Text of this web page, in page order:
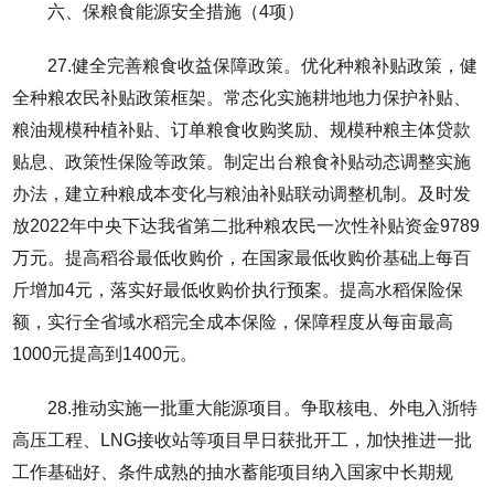
六、保粮食能源安全措施（4项）
27.健全完善粮食收益保障政策。优化种粮补贴政策，健
全种粮农民补贴政策框架。常态化实施耕地地力保护补贴、
粮油规模种植补贴、订单粮食收购奖励、规模种粮主体贷款
贴息、政策性保险等政策。制定出台粮食补贴动态调整实施
办法，建立种粮成本变化与粮油补贴联动调整机制。及时发
放2022年中央下达我省第二批种粮农民一次性补贴资金9789
万元。提高稻谷最低收购价，在国家最低收购价基础上每百
斤增加4元，落实好最低收购价执行预案。提高水稻保险保
额，实行全省域水稻完全成本保险，保障程度从每亩最高
1000元提高到1400元。
28.推动实施一批重大能源项目。争取核电、外电入浙特
高压工程、LNG接收站等项目早日获批开工，加快推进一批
工作基础好、条件成熟的抽水蓄能项目纳入国家中长期规